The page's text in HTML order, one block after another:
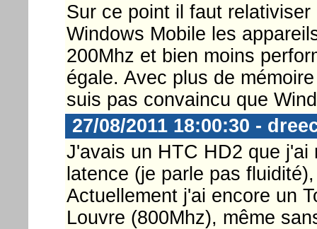
Sur ce point il faut
Windows Mobile les
200Mhz et bien moins
égale. Avec plus de
suis pas convaincu que
27/08/2011 18:00:30 -
J'avais un HTC HD2 que
latence (je parle pas
Actuellement j'ai encore un
Louvre (800Mhz), même